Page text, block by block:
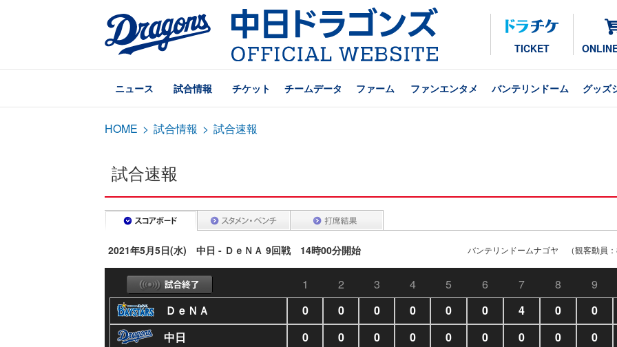
TICKET
ニュース 試合情報 チケット チームデータ ファーム ファンエンタメ バンテリンドーム グッズ
HOME > 試合情報 > 試合速報
試合速報
2021年5月5日(水) 中日 - ＤｅＮＡ 9回戦 14時00分開始 バンテリンドームナゴヤ （観客動員：
1 2 3 4 5 6 7 8 9
ＤｅＮＡ
0 0 0 0 0 0 4 0 0
中日
0 0 0 0 0 0 0 0 0